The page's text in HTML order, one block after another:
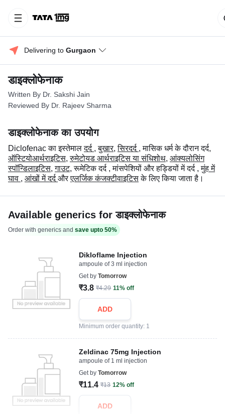
Delivering to Gurgaon
डाइक्लोफेनाक
Written By Dr. Sakshi Jain
Reviewed By Dr. Rajeev Sharma
डाइक्लोफेनाक का उपयोग
Diclofenac का इस्तेमालदर्द ,बुखार,सिरदर्द , मासिक धर्म के दौरान दर्द,
ऑस्टियोआर्थराइटिस,रुमेटोयड आर्थराइटिस या संधिशोथ, आंक्यलोसिंग
स्पॉन्डिलाइटिस,गाउट, रूमेटिक दर्द , मांसपेशियों और हड्डियों में दर्द ,मुंह में
घाव , आंखों में दर्दऔरएलर्जिक कंजक्टीवाइटिसके लिए किया जाता है।
Available generics for डाइक्लोफेनाक
Order with generics and save upto 50%
Dikloflame Injection
ampoule of 3 ml injection
Get byTomorrow
₹3.8 ₹4.29 11% off
ADD
Minimum order quantity: 1
Zeldinac 75mg Injection
ampoule of 1 ml injection
Get byTomorrow
₹11.4 ₹13 12% off
ADD